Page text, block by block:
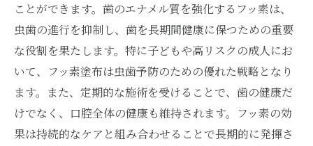
ことができます。歯のエナメル質を強化するフッ素は、
虫歯の進行を抑制し、歯を長期間健康に保つための重要
な役割を果たします。特に子どもや高リスクの成人にお
いて、フッ素塗布は虫歯予防のための優れた戦略となり
ます。また、定期的な施術を受けることで、歯の健康だ
けでなく、口腔全体の健康も維持されます。フッ素の効
果は持続的なケアと組み合わせることで長期的に発揮さ